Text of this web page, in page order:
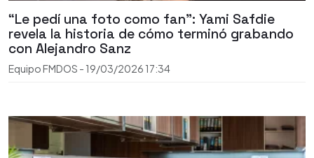
“Le pedí una foto como fan”: Yami Safdie
revela la historia de cómo terminó grabando
con Alejandro Sanz
Equipo FMDOS - 19/03/2026 17:34